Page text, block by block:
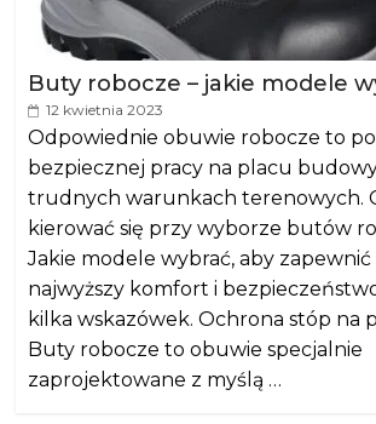
Buty robocze – jakie modele
12 kwietnia 2023
Odpowiednie obuwie robocze to
bezpiecznej pracy na placu
trudnych warunkach terenowych.
kierować się przy wyborze butów
Jakie modele wybrać, aby zapewnić
najwyższy komfort i
kilka wskazówek. Ochrona stóp na
Buty robocze to obuwie specjalnie
zaprojektowane z myślą …